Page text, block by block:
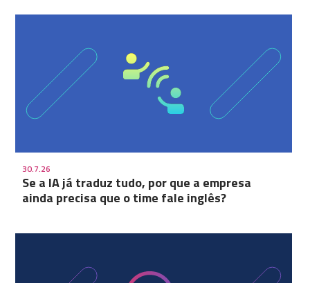
30.7.26
Se a IA já traduz tudo, por que a empresa
ainda precisa que o time fale inglês?